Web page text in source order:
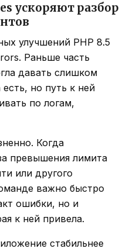
ускоряют разбор
улучшений PHP 8.5
Раньше часть
давать слишком
но путь к ней
по логам,
Когда
превышения лимита
или другого
важно быстро
ошибки, но и
к ней привела.
стабильнее